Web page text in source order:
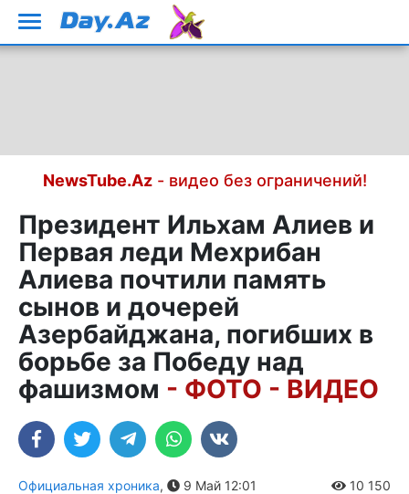
NewsTube.Az- видео без ограничений!
Президент Ильхам Алиев и
Первая леди Мехрибан
Алиева почтили память
сынов и дочерей
Азербайджана, погибших в
борьбе за Победу над
фашизмом - ФОТО - ВИДЕО
Официальная хроника, 9 Май 12:01 10 150